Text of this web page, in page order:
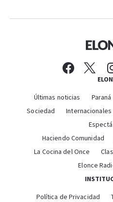
Últimas noticias Paraná
Sociedad
Internacionales
Haciendo Comunidad
La Cocina del Once
Elonce
Política de Privacidad